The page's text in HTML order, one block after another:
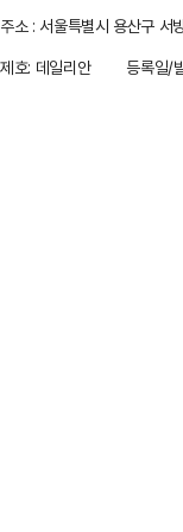
주소 : 서울특별시 용산구
제호: 데일리안
등록일/